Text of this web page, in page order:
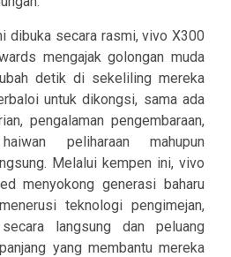
dibuka secara rasmi, vivo X300
mengajak golongan muda
detik di sekeliling mereka
untuk dikongsi, sama ada
pengalaman pengembaraan,
peliharaan mahupun
Melalui kempen ini, vivo
menyokong generasi baharu
teknologi pengimejan,
langsung dan peluang
yang membantu mereka